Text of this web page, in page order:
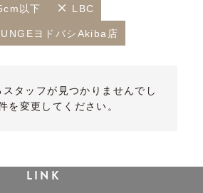
以下 LBC
ヨドバシAkiba店
タッフが見つかりませんでし
を変更してください。
LINK